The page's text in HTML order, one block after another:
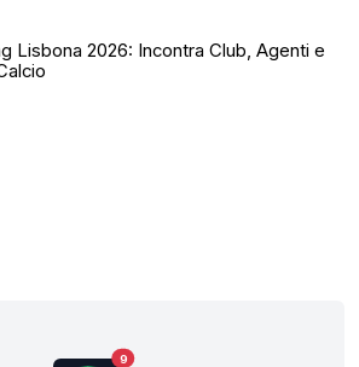
Lisbona 2026: Incontra Club, Agenti e
9